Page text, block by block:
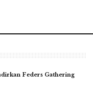
Feders Gathering